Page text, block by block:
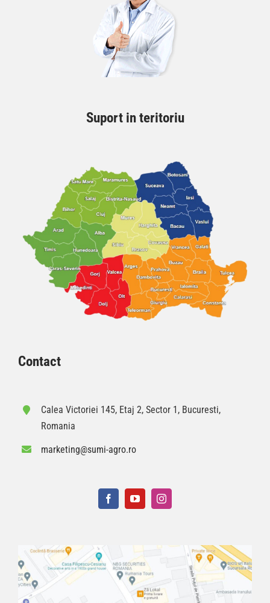
Suport in teritoriu
Contact
Calea Victoriei 145, Etaj 2, Sector 1, Bucuresti,
Romania
marketing@sumi-agro.ro